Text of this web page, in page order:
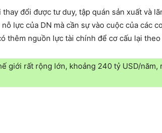
đổi được tư duy, tập quán sản xuất và
lực của DN mà cần sự vào cuộc của các
nguồn lực tài chính để cơ cấu lại
giới rất rộng lớn, khoảng 240 tỷ USD/